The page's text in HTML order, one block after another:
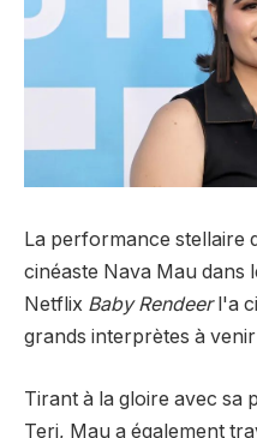
La performance stellaire
cinéaste Nava Mau dans
Netflix Baby Rendeer l'a
grands interprètes à
Tirant à la gloire avec sa
Teri, Mau a également